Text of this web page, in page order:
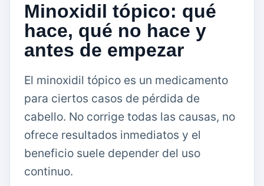
Minoxidil tópico: qué
hace, qué no hace y
antes de empezar
El minoxidil tópico es un medicamento
para ciertos casos de pérdida de
cabello. No corrige todas las causas, no
ofrece resultados inmediatos y el
beneficio suele depender del uso
continuo.